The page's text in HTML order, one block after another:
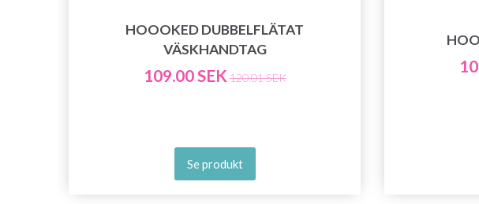
HOOOKED DUBBELFLÄTAT
VÄSKHANDTAG
109.00 SEK 120.01 SEK
Se produkt